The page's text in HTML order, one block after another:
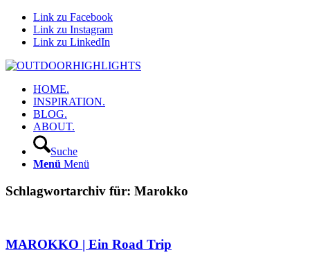
Link zu Facebook
Link zu Instagram
Link zu LinkedIn
HOME.
INSPIRATION.
BLOG.
ABOUT.
Suche
Menü Menü
Schlagwortarchiv für: Marokko
MAROKKO | Ein Road Trip